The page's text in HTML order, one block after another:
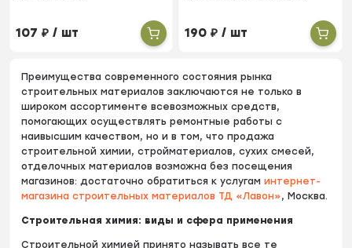
107₽ / шт 190₽ / шт
Преимущества современного состояния рынка
строительных материалов заключаются не только в
широком ассортименте всевозможных средств,
помогающих осуществлять ремонтные работы с
наивысшим качеством, но и в том, что продажа
строительной химии, стройматериалов, сухих смесей,
отделочных материалов возможна без посещения
магазинов: достаточно обратиться к услугаминтернет-
магазина строительных материалов ТД «Лавон», Москва.
Строительная химия: виды и сфера применения
Строительной химией принято называть все те